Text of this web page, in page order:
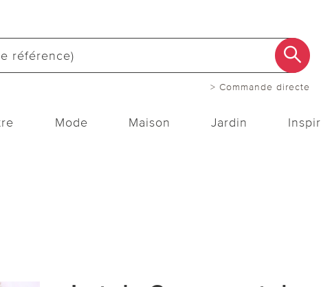
> Commande directe
Mode Maison Jardin